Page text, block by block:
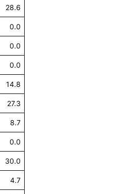
28.6
0.0
0.0
0.0
14.8
27.3
8.7
0.0
30.0
4.7